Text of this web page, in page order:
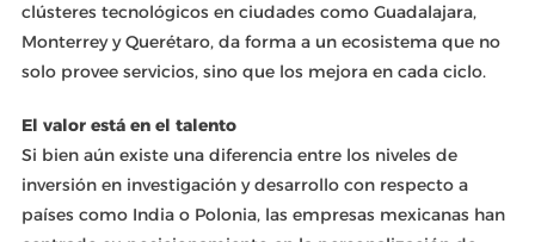
clústeres tecnológicos en ciudades como Guadalajara,
Monterrey y Querétaro, da forma a un ecosistema que no
solo provee servicios, sino que los mejora en cada ciclo.
El valor está en el talento
Si bien aún existe una diferencia entre los niveles de
inversión en investigación y desarrollo con respecto a
países como India o Polonia, las empresas mexicanas han